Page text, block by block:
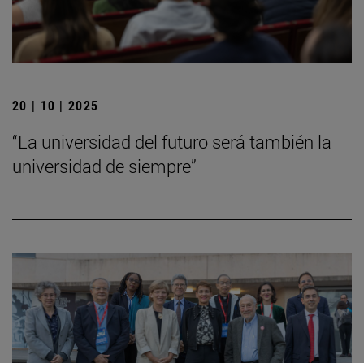
20 | 10 | 2025
“La universidad del futuro será también la
universidad de siempre”